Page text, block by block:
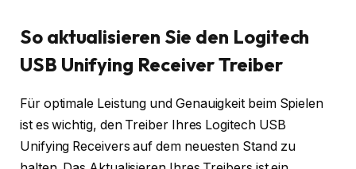
So aktualisieren Sie den Logitech
USB Unifying Receiver Treiber
Für optimale Leistung und Genauigkeit beim Spielen
ist es wichtig, den Treiber Ihres Logitech USB
Unifying Receivers auf dem neuesten Stand zu